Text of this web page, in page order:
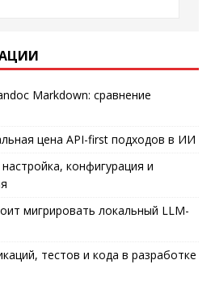
Markdown: сравнение
цена API-first подходов в ИИ
конфигурация и
мигрировать локальный LLM-
тестов и кода в разработке